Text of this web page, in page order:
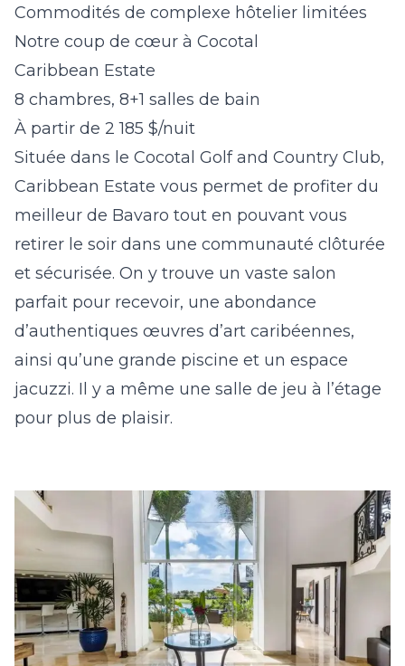
Commodités de complexe hôtelier limitées
Notre coup de cœur à Cocotal
Caribbean Estate
8 chambres, 8+1 salles de bain
À partir de 2 185 $/nuit
Située dans le Cocotal Golf and Country Club,
Caribbean Estate vous permet de profiter du
meilleur de Bavaro tout en pouvant vous
retirer le soir dans une communauté clôturée
et sécurisée. On y trouve un vaste salon
parfait pour recevoir, une abondance
d’authentiques œuvres d’art caribéennes,
ainsi qu’une grande piscine et un espace
jacuzzi. Il y a même une salle de jeu à l’étage
pour plus de plaisir.